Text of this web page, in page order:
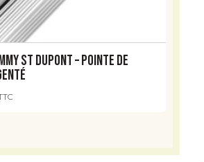
ST Dupont – Pointe de